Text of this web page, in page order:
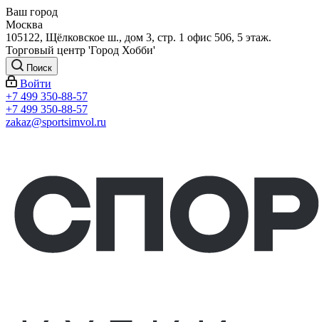
Ваш город
Москва
105122, Щёлковское ш., дом 3, стр. 1 офис 506, 5 этаж.
Торговый центр 'Город Хобби'
Поиск
Войти
+7 499 350-88-57
+7 499 350-88-57
zakaz@sportsimvol.ru